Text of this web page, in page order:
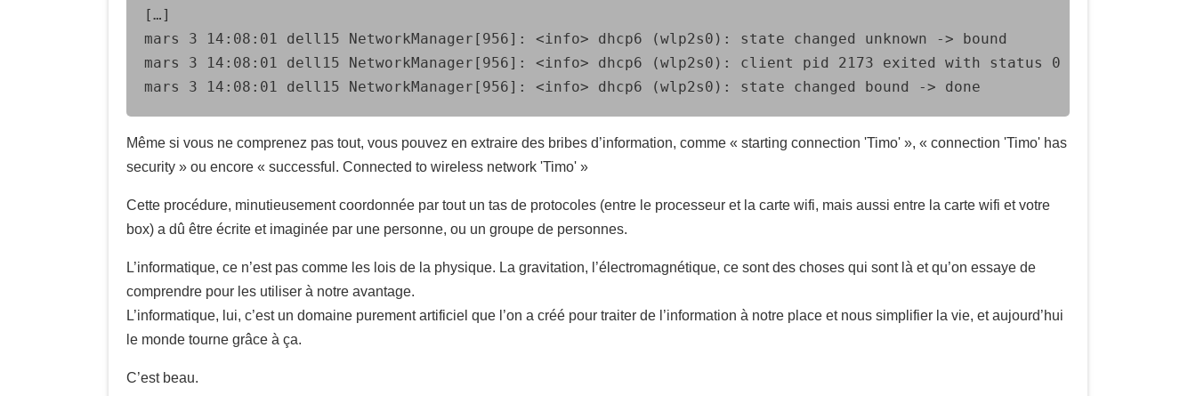
[…]
mars 3 14:08:01 dell15 NetworkManager[956]: <info> dhcp6 (wlp2s0): state changed unknown -> bound
mars 3 14:08:01 dell15 NetworkManager[956]: <info> dhcp6 (wlp2s0): client pid 2173 exited with status 0
mars 3 14:08:01 dell15 NetworkManager[956]: <info> dhcp6 (wlp2s0): state changed bound -> done
Même si vous ne comprenez pas tout, vous pouvez en extraire des bribes d’information, comme « starting connection 'Timo' », « connection 'Timo' has
security » ou encore « successful. Connected to wireless network 'Timo' »
Cette procédure, minutieusement coordonnée par tout un tas de protocoles (entre le processeur et la carte wifi, mais aussi entre la carte wifi et votre
box) a dû être écrite et imaginée par une personne, ou un groupe de personnes.
L’informatique, ce n’est pas comme les lois de la physique. La gravitation, l’électromagnétique, ce sont des choses qui sont là et qu’on essaye de
comprendre pour les utiliser à notre avantage.
L’informatique, lui, c’est un domaine purement artificiel que l’on a créé pour traiter de l’information à notre place et nous simplifier la vie, et aujourd’hui
le monde tourne grâce à ça.
C’est beau.